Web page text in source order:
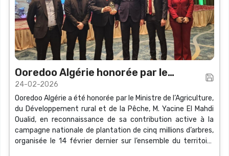
Ooredoo Algérie honorée par le
Ministre de l’Agriculture
24-02-2026
Ooredoo Algérie a été honorée par le Ministre de l’Agriculture,
du Développement rural et de la Pêche, M. Yacine El Mahdi
Oualid, en reconnaissance de sa contribution active à la
campagne nationale de plantation de cinq millions d’arbres,
organisée le 14 février dernier sur l’ensemble du territoire